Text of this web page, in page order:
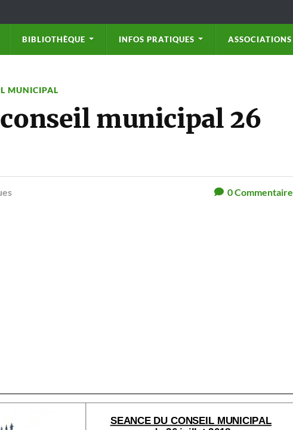
BIBLIOTHÈQUE INFOS PRATIQUES ASSOCIATIONS
MUNICIPAL
municipal 26
0Commentaire